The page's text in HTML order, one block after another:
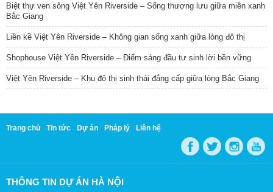
Biệt thự ven sông Việt Yên Riverside – Sống thượng lưu giữa miền xanh
Bắc Giang
Liền kề Việt Yên Riverside – Không gian sống xanh giữa lòng đô thị
Shophouse Việt Yên Riverside – Điểm sáng đầu tư sinh lời bền vững
Việt Yên Riverside – Khu đô thị sinh thái đẳng cấp giữa lòng Bắc Giang
Trang chủ Tin tức Dự án Pháp lý Liên hệ
THÔNG TIN DỰ ÁN HÀ NỘI